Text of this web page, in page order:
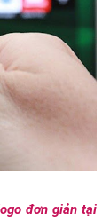
đơn giản tại